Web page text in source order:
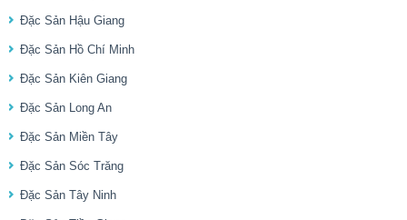
Đặc Sản Hậu Giang
Đặc Sản Hồ Chí Minh
Đặc Sản Kiên Giang
Đặc Sản Long An
Đặc Sản Miền Tây
Đặc Sản Sóc Trăng
Đặc Sản Tây Ninh